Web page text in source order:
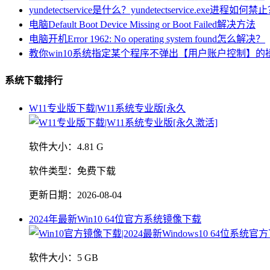
yundetectservice是什么？yundetectservice.exe进程如何禁止
电脑Default Boot Device Missing or Boot Failed解决方法
电脑开机Error 1962: No operating system found怎么解决？
教你win10系统指定某个程序不弹出【用户账户控制】的
系统下载排行
W11专业版下载|W11系统专业版[永久
软件大小： 4.81 G
软件类型： 免费下载
更新日期： 2026-08-04
2024年最新Win10 64位官方系统镜像下载
软件大小： 5 GB